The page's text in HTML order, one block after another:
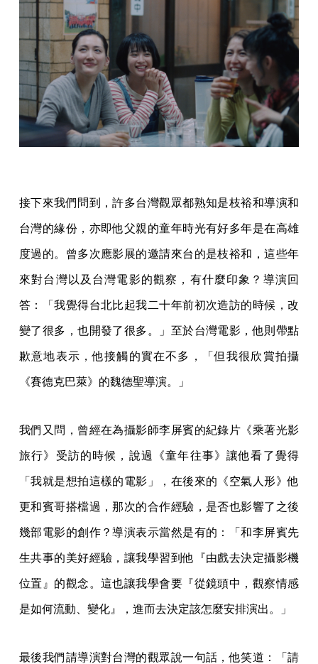
接下來我們問到，許多台灣觀眾都熟知是枝裕和導演和
台灣的緣份，亦即他父親的童年時光有好多年是在高雄
度過的。曾多次應影展的邀請來台的是枝裕和，這些年
來對台灣以及台灣電影的觀察，有什麼印象？導演回
答：「我覺得台北比起我二十年前初次造訪的時候，改
變了很多，也開發了很多。」至於台灣電影，他則帶點
歉意地表示，他接觸的實在不多，「但我很欣賞拍攝
《賽德克巴萊》的魏德聖導演。」
我們又問，曾經在為攝影師李屏賓的紀錄片《乘著光影
旅行》受訪的時候，說過《童年往事》讓他看了覺得
「我就是想拍這樣的電影」，在後來的《空氣人形》他
更和賓哥搭檔過，那次的合作經驗，是否也影響了之後
幾部電影的創作？導演表示當然是有的：「和李屏賓先
生共事的美好經驗，讓我學習到他『由戲去決定攝影機
位置』的觀念。這也讓我學會要『從鏡頭中，觀察情感
是如何流動、變化』，進而去決定該怎麼安排演出。」
最後我們請導演對台灣的觀眾說一句話，他笑道：「請